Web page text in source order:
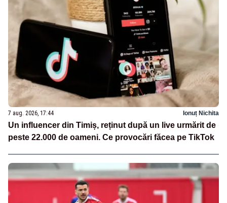
7 aug. 2026, 17:44 Ionuț Nichita
Un influencer din Timiș, reținut după un live urmărit de
peste 22.000 de oameni. Ce provocări făcea pe TikTok